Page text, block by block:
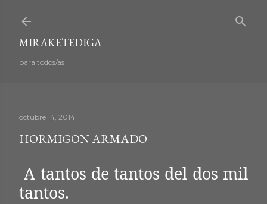
MIRAKETEDIGA
para todos/as
octubre 14, 2014
HORMIGON ARMADO
A tantos de tantos del dos mil
tantos.